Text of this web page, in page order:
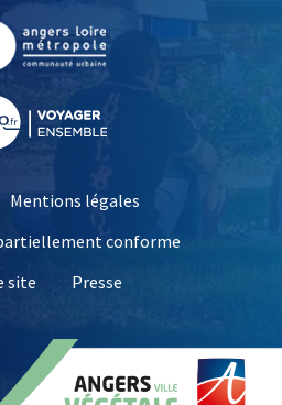
, Ouvre une nouvelle
Mentions légales
conforme
site
Presse